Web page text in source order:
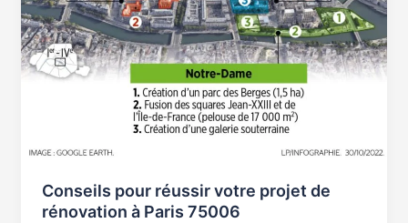
Conseils pour réussir votre projet de
rénovation à Paris 75006
75006